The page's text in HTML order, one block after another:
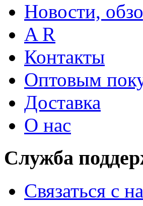
Новости,
A R
Контакты
Оптовым
Доставка
О нас
Служба
Связаться с